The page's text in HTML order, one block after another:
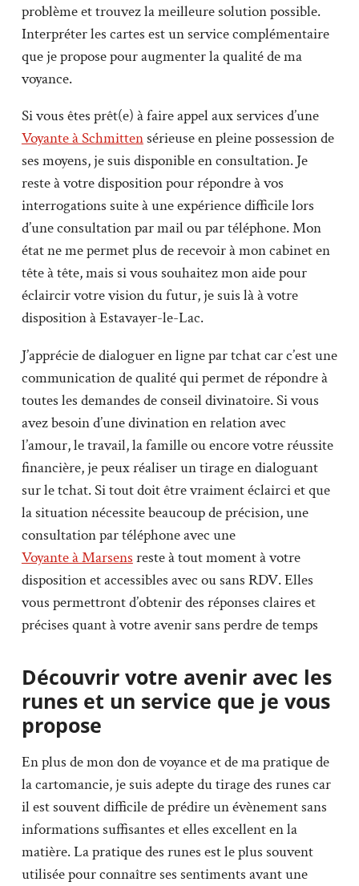
problème et trouvez la meilleure solution possible.
Interpréter les cartes est un service complémentaire
que je propose pour augmenter la qualité de ma
voyance.
Si vous êtes prêt(e) à faire appel aux services d’une
Voyante à Schmittensérieuse en pleine possession de
ses moyens, je suis disponible en consultation. Je
reste à votre disposition pour répondre à vos
interrogations suite à une expérience difficile lors
d’une consultation par mail ou par téléphone. Mon
état ne me permet plus de recevoir à mon cabinet en
tête à tête, mais si vous souhaitez mon aide pour
éclaircir votre vision du futur, je suis là à votre
disposition à Estavayer-le-Lac.
J’apprécie de dialoguer en ligne par tchat car c’est une
communication de qualité qui permet de répondre à
toutes les demandes de conseil divinatoire. Si vous
avez besoin d’une divination en relation avec
l’amour, le travail, la famille ou encore votre réussite
financière, je peux réaliser un tirage en dialoguant
sur le tchat. Si tout doit être vraiment éclairci et que
la situation nécessite beaucoup de précision, une
consultation par téléphone avec une
Voyante à Marsensreste à tout moment à votre
disposition et accessibles avec ou sans RDV. Elles
vous permettront d’obtenir des réponses claires et
précises quant à votre avenir sans perdre de temps
Découvrir votre avenir avec les
runes et un service que je vous
propose
En plus de mon don de voyance et de ma pratique de
la cartomancie, je suis adepte du tirage des runes car
il est souvent difficile de prédire un évènement sans
informations suffisantes et elles excellent en la
matière. La pratique des runes est le plus souvent
utilisée pour connaître ses sentiments avant une